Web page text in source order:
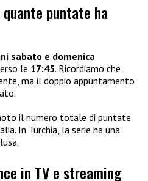
quante puntate ha
sabato e domenica
le 17:45. Ricordiamo che
ma il doppio appuntamento
il numero totale di puntate
In Turchia, la serie ha una
in TV e streaming